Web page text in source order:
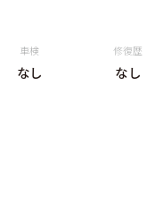
車検
なし
修復歴
なし